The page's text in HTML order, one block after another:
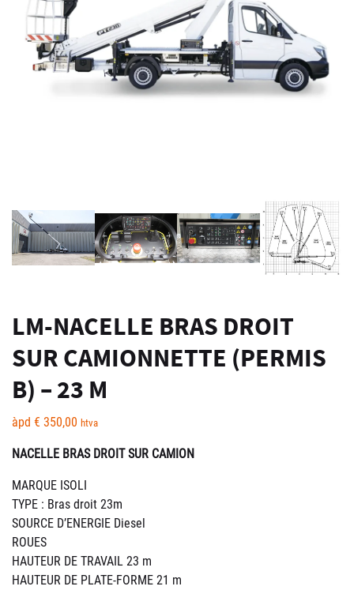
LM-NACELLE BRAS DROIT
SUR CAMIONNETTE (PERMIS
B) – 23 M
àpd € 350,00 htva
NACELLE BRAS DROIT SUR CAMION
MARQUE ISOLI
TYPE : Bras droit 23m
SOURCE D’ENERGIE Diesel
ROUES
HAUTEUR DE TRAVAIL 23 m
HAUTEUR DE PLATE-FORME 21 m